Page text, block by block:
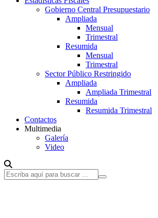
Gobierno Central Presupuestario
Ampliada
Mensual
Trimestral
Resumida
Mensual
Trimestral
Sector Público Restringido
Ampliada
Ampliada Trimestral
Resumida
Resumida Trimestral
Contactos
Multimedia
Galería
Video